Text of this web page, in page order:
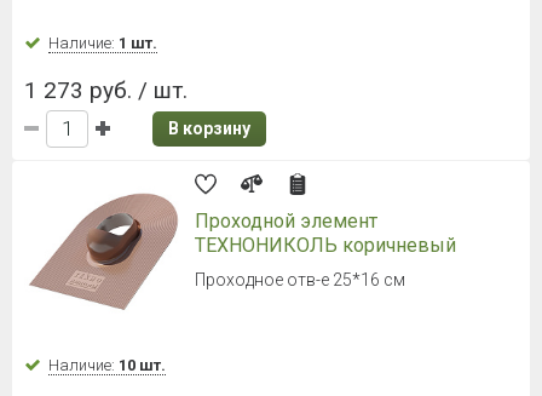
Наличие: 1 шт.
1 273 руб. / шт.
В корзину
Проходной элемент
ТЕХНОНИКОЛЬ коричневый
Проходное отв-е 25*16 см
Наличие: 10 шт.